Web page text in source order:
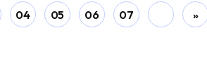
04 05 06 07 »